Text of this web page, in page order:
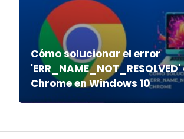
Cómo solucionar el error
Chrome en Windows 10